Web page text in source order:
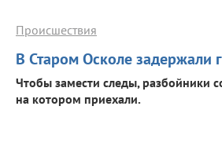
В Старом Осколе задержали
Происшествия
Чтобы замести следы, разбойники
на котором приехали.